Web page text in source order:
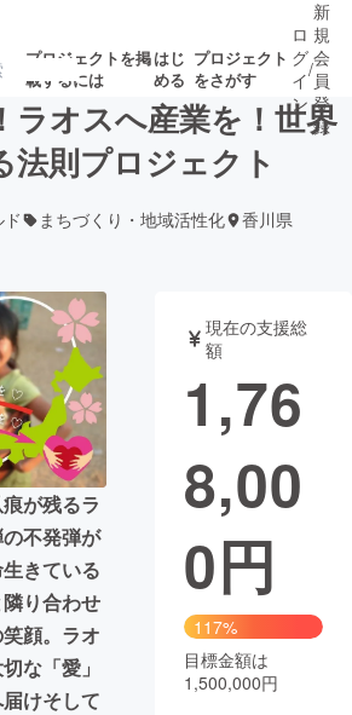
プロジェクトを掲
載するには
はじ
める
プロジェクト
をさがす
クト
募集終了が近いプ
ロジェクト
もうすぐ公開
されます
真 音楽
ー・ガジェット ゲーム・サ
起業
・地域活性化
Social Good
CAMPFIRE Creation
さと納税machi-ya コミュニティ
ロ
グ
イ
ン
/
新
規
会
員
登
録
ラオスへ産業を！世界
法則プロジェクト
まちづくり・地域活性化 香川県
が残るラ
不発弾が
きている
り合わせ
顔。ラオ
な「愛」
けそして
現在の支援総
額
1,76
8,00
0円
117%
目標金額は
1,500,000円